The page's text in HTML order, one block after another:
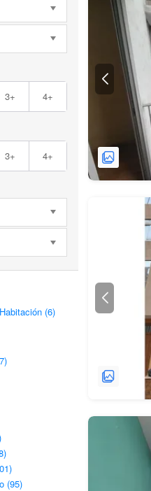
3+ 4+
3+ 4+
(6)
(95)